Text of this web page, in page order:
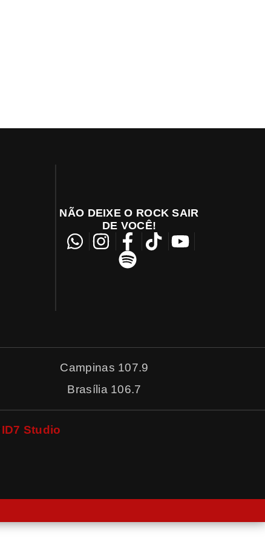
NÃO DEIXE O ROCK SAIR
DE VOCÊ!
Campinas 107.9
Brasília 106.7
ID7 Studio